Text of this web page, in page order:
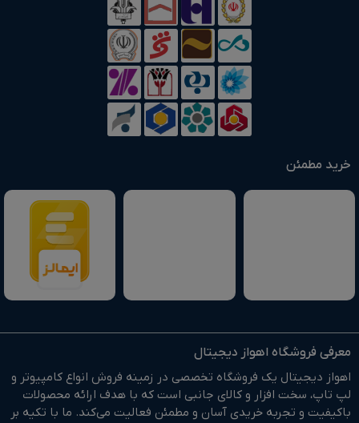
خرید مطمئن
معرفی فروشگاه اهواز دیجیتال
اهواز دیجیتال یک فروشگاه تخصصی در زمینه فروش انواع کامپیوتر و
لپ تاپ، سخت افزار و کالای جانبی است که با هدف ارائه محصولات
باکیفیت و تجربه خریدی آسان و مطمئن فعالیت می‌کند. ما با تکیه بر